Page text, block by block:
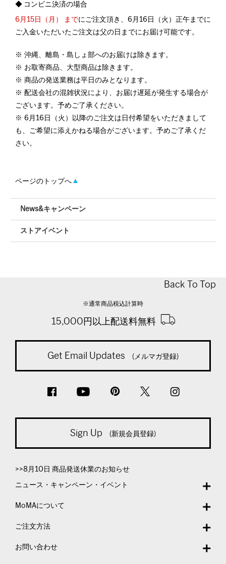
◆ コンビニ決済の場合
6月15日（月） までにご注文頂き、6月16日（火）正午までに
ご入金いただいたご注文は父の日までにお届け可能です。
沖縄、離島・島しょ部へのお届けは除きます。
お取寄商品、大型商品は除きます。
商品の発送業務は平日のみとなります。
配送会社の混雑状況により、お届け遅延が発生する場合が
ございます。予めご了承ください。
6月16日（火）以降のご注文は日付希望をいただきまして
も、ご希望に添えかねる場合がございます。予めご了承くだ
さい。
ページのトップへ
News&キャンペーン
ストアイベント
Back To Top
※通常商品税込計算時
15,000円以上配送料無料
Get Email Updates (メルマガ登録)
Sign Up (新規会員登録)
>>8月10日 商品発送休業のお知らせ
ニュース・キャンペーン・イベント
MoMAについて
ご注文方法
お問い合わせ